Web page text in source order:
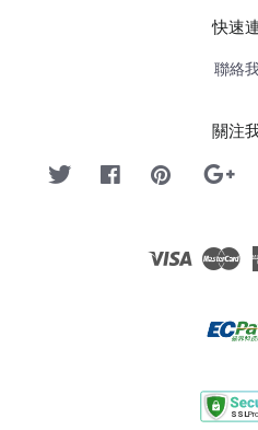
快速
聯絡
關注
Twitter FacebookPinterest
Visa